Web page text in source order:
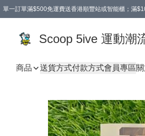
單一訂單滿$500免運費送香港順豐站或智能櫃；滿
Scoop 5ive 運動潮
商品 送貨方式付款方式會員專區